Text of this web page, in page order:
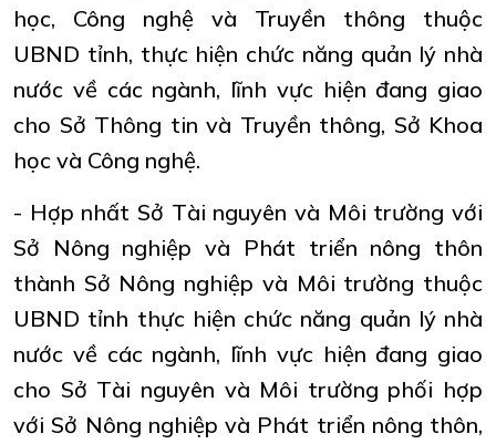
học, Công nghệ và Truyền thông thuộc
UBND tỉnh, thực hiện chức năng quản lý nhà
nước về các ngành, lĩnh vực hiện đang giao
cho Sở Thông tin và Truyền thông, Sở Khoa
học và Công nghệ.
- Hợp nhất Sở Tài nguyên và Môi trường với
Sở Nông nghiệp và Phát triển nông thôn
thành Sở Nông nghiệp và Môi trường thuộc
UBND tỉnh thực hiện chức năng quản lý nhà
nước về các ngành, lĩnh vực hiện đang giao
cho Sở Tài nguyên và Môi trường phối hợp
với Sở Nông nghiệp và Phát triển nông thôn,